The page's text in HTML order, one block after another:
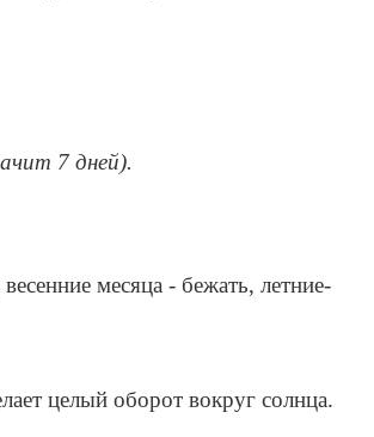
7 дней).
месяца - бежать, летние-
целый оборот вокруг солнца.